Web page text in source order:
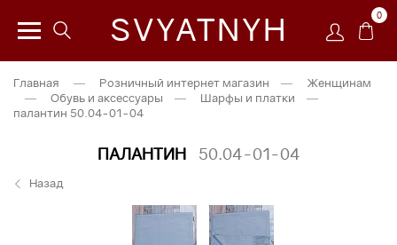
SVYATNYH 0
Главная — Розничный интернет магазин —
Женщинам
—
Обувь и аксессуары — Шарфы и платки
—
палантин 50.04-01-04
ПАЛАНТИН 50.04-01-04
Назад